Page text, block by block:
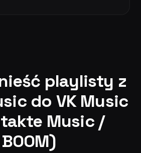
playlisty z
do VK Music
Music /
BOOM)